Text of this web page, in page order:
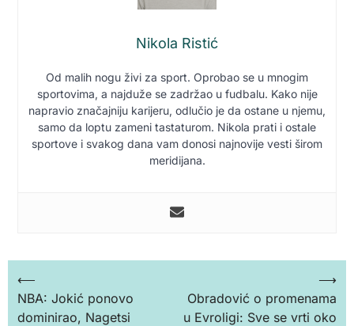
Nikola Ristić
Od malih nogu živi za sport. Oprobao se u mnogim
sportovima, a najduže se zadržao u fudbalu. Kako nije
napravio značajniju karijeru, odlučio je da ostane u njemu,
samo da loptu zameni tastaturom. Nikola prati i ostale
sportove i svakog dana vam donosi najnovije vesti širom
meridijana.
Кретање
чланка
⟵
NBA: Jokić ponovo
dominirao, Nagetsi
Obradović o promenama
u Evroligi: Sve se vrti oko
⟶